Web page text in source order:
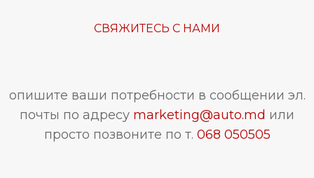
СВЯЖИТЕСЬ С НАМИ
опишите ваши потребности в сообщении эл.
почты по адресу marketing@auto.md или
просто позвоните по т. 068 050505